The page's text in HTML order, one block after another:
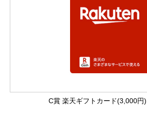
C賞 楽天ギフトカード(3,000円